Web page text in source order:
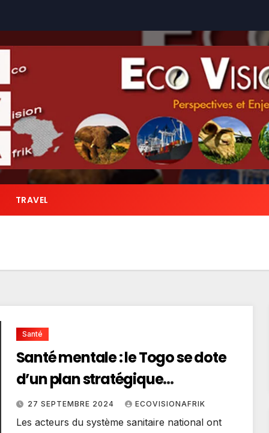
TRAVEL
Santé
Santé mentale : le Togo se dote
d’un plan stratégique
quadriennal
27 SEPTEMBRE 2024 ECOVISIONAFRIK
Les acteurs du système sanitaire national ont